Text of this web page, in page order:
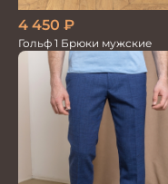
4 450 ₽
Гольф 1 Брюки мужские